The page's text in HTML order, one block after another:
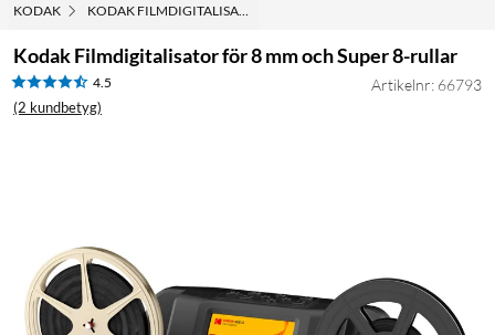
KODAK KODAK FILMDIGITALISATOR FÖR 8 MM OCH SUPER 8-RULLAR
Kodak Filmdigitalisator för 8 mm och Super 8-rullar
4.5
(2 kundbetyg)
Artikelnr: 66793